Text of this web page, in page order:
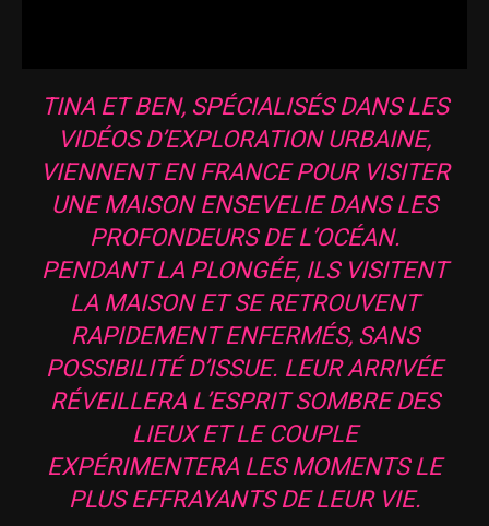
TINA ET BEN, SPÉCIALISÉS DANS LES
VIDÉOS D’EXPLORATION URBAINE,
VIENNENT EN FRANCE POUR VISITER
UNE MAISON ENSEVELIE DANS LES
PROFONDEURS DE L’OCÉAN.
PENDANT LA PLONGÉE, ILS VISITENT
LA MAISON ET SE RETROUVENT
RAPIDEMENT ENFERMÉS, SANS
POSSIBILITÉ D’ISSUE. LEUR ARRIVÉE
RÉVEILLERA L’ESPRIT SOMBRE DES
LIEUX ET LE COUPLE
EXPÉRIMENTERA LES MOMENTS LE
PLUS EFFRAYANTS DE LEUR VIE.